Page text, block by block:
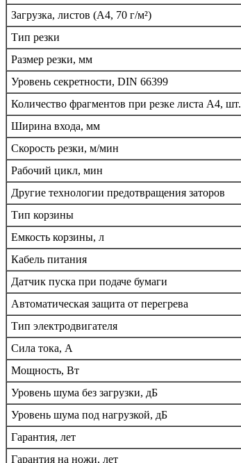
Загрузка, листов (A4, 70 г/м²)
Тип резки
Размер резки, мм
Уровень секретности, DIN 66399
Количество фрагментов при резке листа А4, шт.
Ширина входа, мм
Скорость резки, м/мин
Рабочий цикл, мин
Другие технологии предотвращения заторов
Тип корзины
Емкость корзины, л
Кабель питания
Датчик пуска при подаче бумаги
Автоматическая защита от перегрева
Тип электродвигателя
Сила тока, А
Мощность, Вт
Уровень шума без загрузки, дБ
Уровень шума под нагрузкой, дБ
Гарантия, лет
Гарантия на ножи, лет